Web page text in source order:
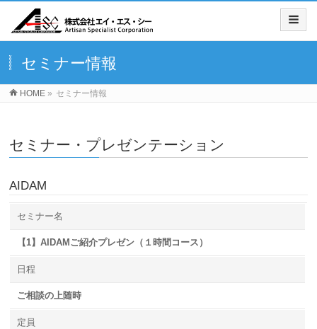
セミナー情報
HOME » セミナー情報
セミナー・プレゼンテーション
AIDAM
セミナー名
【1】AIDAMご紹介プレゼン（１時間コース）
日程
ご相談の上随時
定員